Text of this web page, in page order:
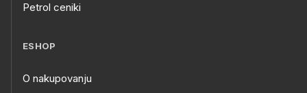
Petrol ceniki
ESHOP
O nakupovanju